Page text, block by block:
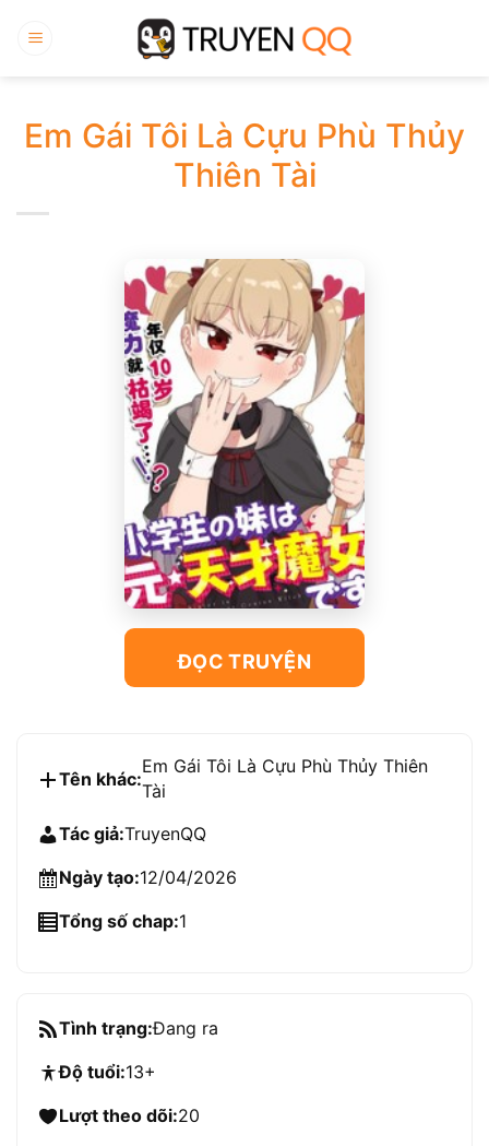
qua
Em Gái Tôi Là Cựu Phù Thủy
Thiên Tài
ĐỌC TRUYỆN
Tên khác:
Em Gái Tôi Là Cựu Phù Thủy Thiên
Tài
Tác giả:TruyenQQ
Ngày tạo:12/04/2026
Tổng số chap:1
Tình trạng:Đang ra
Độ tuổi:13+
Lượt theo dõi:20